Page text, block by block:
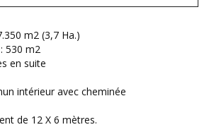
m2 (3,7 Ha.)
530 m2
en suite
intérieur avec cheminée
de 12 X 6 mètres.